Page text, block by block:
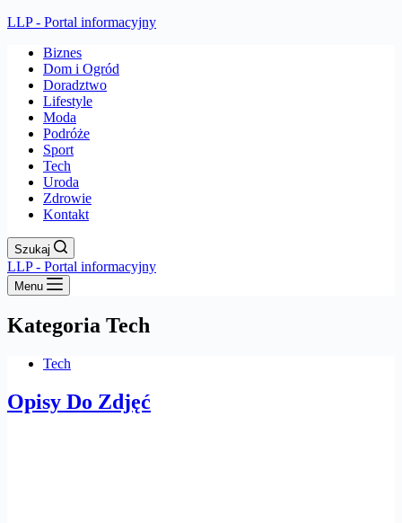
LLP - Portal informacyjny
Biznes
Dom i Ogród
Doradztwo
Lifestyle
Moda
Podróże
Sport
Tech
Uroda
Zdrowie
Kontakt
Szukaj
LLP - Portal informacyjny
Menu
Kategoria Tech
Tech
Opisy Do Zdjęć